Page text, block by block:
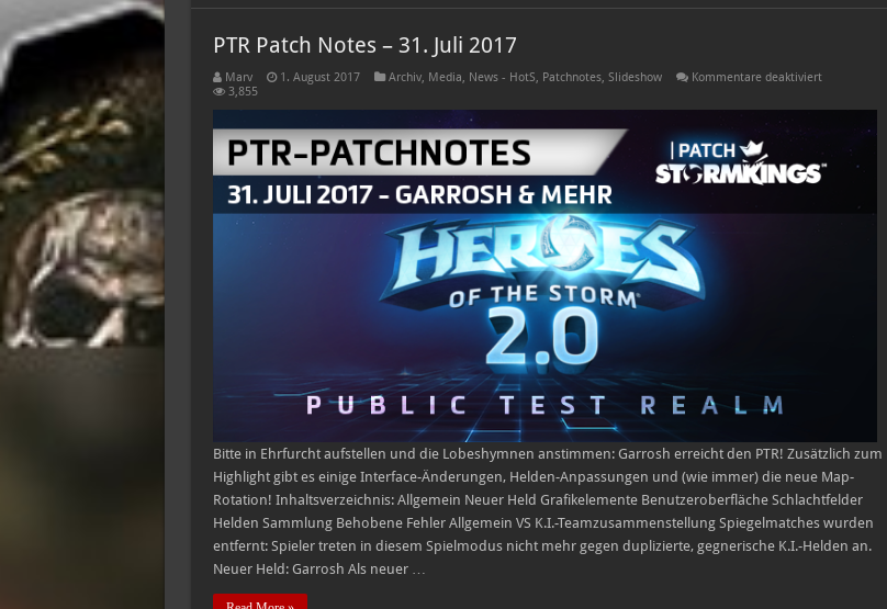
PTR Patch Notes – 31. Juli 2017
Marv 1. August 2017 Archiv, Media, News - HotS, Patchnotes, Slideshow Kommentare deaktiviertfür
Juli
2017
3,855
Bitte in Ehrfurcht aufstellen und die Lobeshymnen anstimmen: Garrosh erreicht den PTR! Zusätzlich zum
Highlight gibt es einige Interface-Änderungen, Helden-Anpassungen und (wie immer) die neue Map-
Rotation! Inhaltsverzeichnis: Allgemein Neuer Held Grafikelemente Benutzeroberfläche Schlachtfelder
Helden Sammlung Behobene Fehler Allgemein VS K.I.-Teamzusammenstellung Spiegelmatches wurden
entfernt: Spieler treten in diesem Spielmodus nicht mehr gegen duplizierte, gegnerische K.I.-Helden an.
Neuer Held: Garrosh Als neuer …